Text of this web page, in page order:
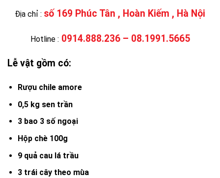
Địa chỉ : số 169 Phúc Tân , Hoàn Kiếm , Hà Nội
Hotline : 0914.888.236 – 08.1991.5665
Lễ vật gồm có:
Rượu chile amore
0,5 kg sen trần
3 bao 3 số ngoại
Hộp chè 100g
9 quả cau lá trầu
3 trái cây theo mùa